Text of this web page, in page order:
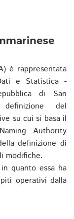
è rappresentata
e Statistica -
di San
del
su cui si basa il
Authority
definizione di
modifiche.
quanto essa ha
operativi dalla